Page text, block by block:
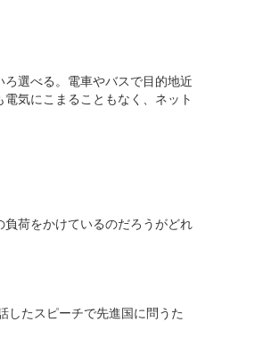
選べる。電車やバスで目的地近
気にこまることもなく、ネット
荷をかけているのだろうがどれ
したスピーチで先進国に問うた